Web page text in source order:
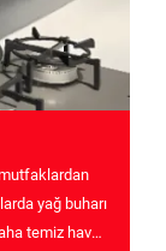
yağ buharı
temiz hava